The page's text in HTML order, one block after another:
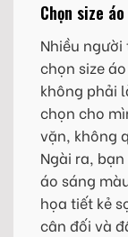
Chọn size
Nhiều
chọn size
không phải
chọn cho
vặn, không
Ngài ra,
áo sáng
họa tiết kẻ
cân đối và